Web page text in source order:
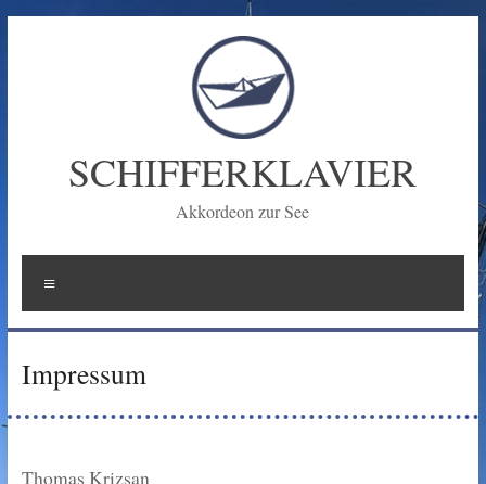
SCHIFFERKLAVIER
Akkordeon zur See
Impressum
Thomas Krizsan